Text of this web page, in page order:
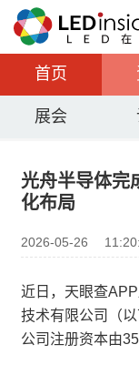
首页
展会
光舟半导体完
化布局
2026-05-26
近日，天眼查
技术有限公司（以
公司注册资本由